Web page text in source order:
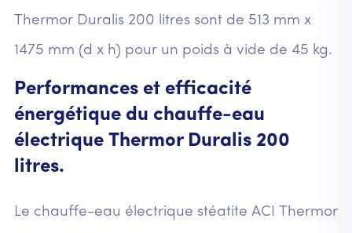
Thermor Duralis 200 litres sont de 513 mm x
1475 mm (d x h) pour un poids à vide de 45 kg.
Performances et efficacité
énergétique du chauffe-eau
électrique Thermor Duralis 200
litres.
Le chauffe-eau électrique stéatite ACI Thermor